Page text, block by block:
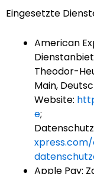
Eingesetzte
American
Theodor-
Main,
Website:
e;
Apple Pay: